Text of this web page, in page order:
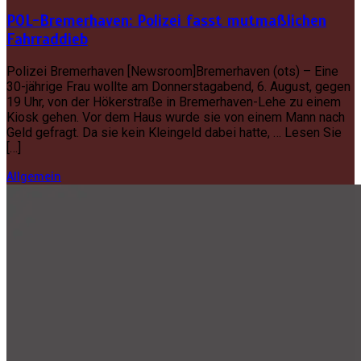
POL-Bremerhaven: Polizei fasst mutmaßlichen
Fahrraddieb
Polizei Bremerhaven [Newsroom]Bremerhaven (ots) – Eine
30-jährige Frau wollte am Donnerstagabend, 6. August, gegen
19 Uhr, von der Hökerstraße in Bremerhaven-Lehe zu einem
Kiosk gehen. Vor dem Haus wurde sie von einem Mann nach
Geld gefragt. Da sie kein Kleingeld dabei hatte, … Lesen Sie
[…]
Allgemein